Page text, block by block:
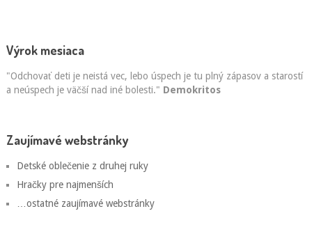
Výrok mesiaca
"Odchovať deti je neistá vec, lebo úspech je tu plný zápasov a starostí
a neúspech je väčší nad iné bolesti." Demokritos
Zaujímavé webstránky
Detské oblečenie z druhej ruky
Hračky pre najmenších
…ostatné zaujímavé webstránky